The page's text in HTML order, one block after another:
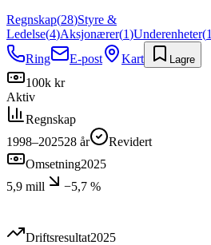
Regnskap(28)Styre &
Ledelse(4)Aksjonærer(1)Underenheter(1
Ring
E-post Kart Lagre
100k kr
Aktiv
Regnskap
1998–202528 år
Revidert
Omsetning2025
5,9 mill
−5,7 %
Driftsresultat2025